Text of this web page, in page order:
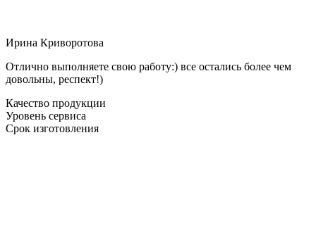
Ирина Криворотова
Отлично выполняете свою работу:) все остались более чем
довольны, респект!)
Качество продукции
Уровень сервиса
Срок изготовления